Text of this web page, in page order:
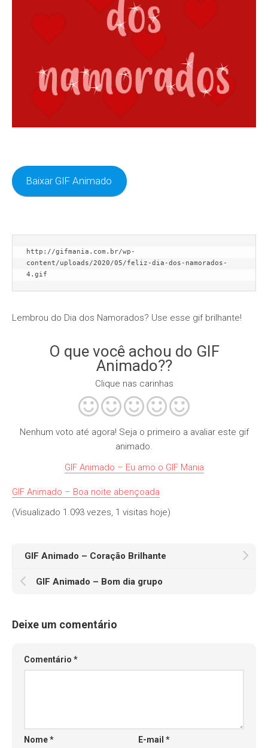
Baixar GIF Animado
http://gifmania.com.br/wp-
content/uploads/2020/05/feliz-dia-dos-namorados-
4.gif
Lembrou do Dia dos Namorados? Use esse gif brilhante!
O que você achou do GIF
Animado??
Clique nas carinhas
Nenhum voto até agora! Seja o primeiro a avaliar este gif
animado.
GIF Animado – Eu amo o GIF Mania
GIF Animado – Boa noite abençoada
(Visualizado 1.093 vezes, 1 visitas hoje)
GIF Animado – Coração Brilhante
GIF Animado – Bom dia grupo
Deixe um comentário
Comentário *
Nome* E-mail*